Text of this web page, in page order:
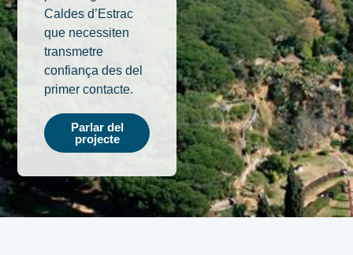
Caldes d’Estrac
que necessiten
transmetre
confiança des del
primer contacte.
Parlar del
projecte